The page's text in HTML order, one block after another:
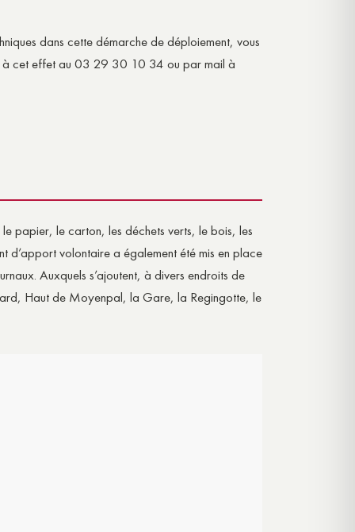
dans cette démarche de déploiement, vous
à cet effet au 03 29 30 10 34 ou par mail à
papier, le carton, les déchets verts, le bois, les
d’apport volontaire a également été mis en place
Auxquels s’ajoutent, à divers endroits de
Haut de Moyenpal, la Gare, la Regingotte, le